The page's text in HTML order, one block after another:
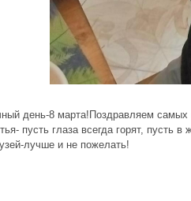
день-8 марта!Поздравляем
пусть глаза всегда горят, пусть
лучше и не пожелать!